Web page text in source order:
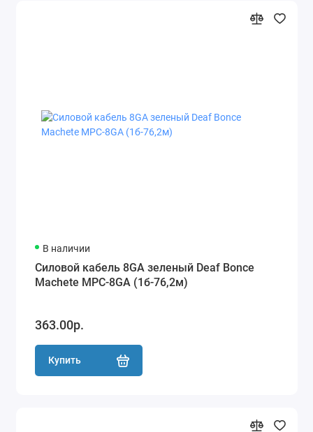
В наличии
Силовой кабель 8GA зеленый Deaf Bonce
Machete MPC-8GA (1б-76,2м)
363.00р.
Купить